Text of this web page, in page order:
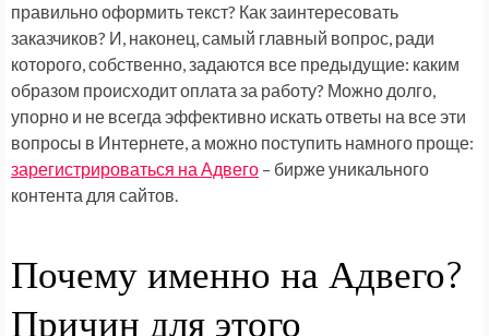
правильно оформить текст? Как заинтересовать
заказчиков? И, наконец, самый главный вопрос, ради
которого, собственно, задаются все предыдущие: каким
образом происходит оплата за работу? Можно долго,
упорно и не всегда эффективно искать ответы на все эти
вопросы в Интернете, а можно поступить намного проще:
зарегистрироваться на Адвего – бирже уникального
контента для сайтов.
Почему именно на Адвего?
Причин для этого